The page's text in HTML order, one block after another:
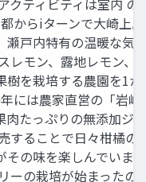
クティビティは室内 の
からiターンで⼤崎上
瀬⼾内特有の温暖な気
レモン、露地レモン、
樹を栽培する農園を1
には農家直営の「岩
⾁たっぷりの無添加ジ
することで⽇々柑橘の
の味を楽しんでいま
ーの栽培が始まったの